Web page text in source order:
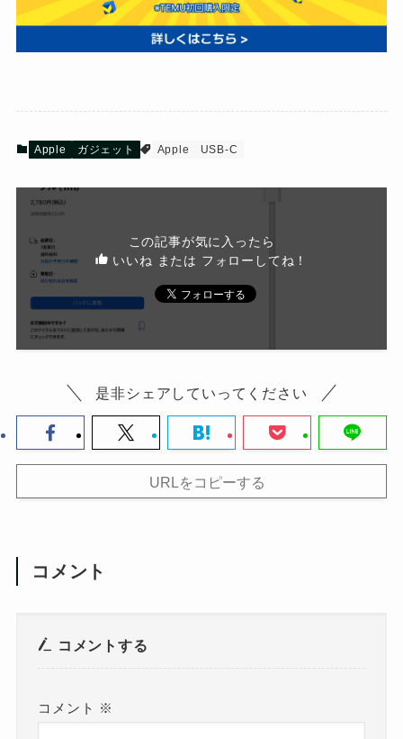
Apple ガジェット Apple USB-C
この記事が気に入ったら
いいね または フォローしてね！
是非シェアしていってください
URLをコピーする
コメント
コメントする
コメント ※